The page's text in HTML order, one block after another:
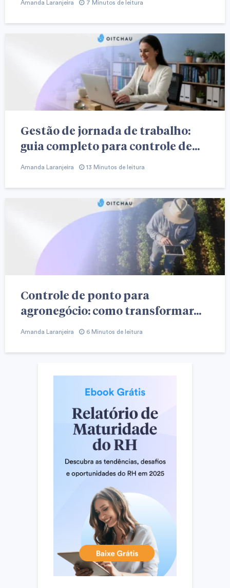
Amanda Laranjeira 7 Minutos de leitura
Gestão de jornada de trabalho:
guia completo para controle de...
Amanda Laranjeira 13 Minutos de leitura
Controle de ponto para
agronegócio: como transformar...
Amanda Laranjeira 6 Minutos de leitura